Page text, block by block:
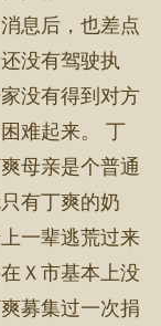
息后，也差点
没有驾驶执
没有得到对方
难起来。 丁
母亲是个普通
有丁爽的奶
一辈逃荒过来
Ｘ市基本上没
募集过一次捐